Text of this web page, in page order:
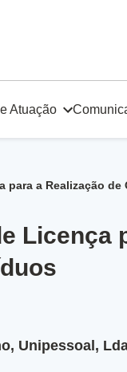
Atuação
para a Realização
Licença
Unipessoal,